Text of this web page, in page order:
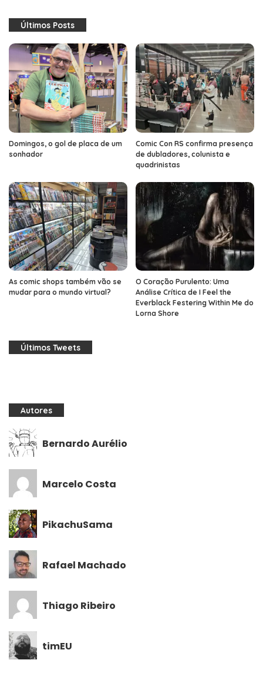
Últimos Posts
Domingos, o gol de placa de um
sonhador
Comic Con RS confirma presença
de dubladores, colunista e
quadrinistas
As comic shops também vão se
mudar para o mundo virtual?
O Coração Purulento: Uma
Análise Crítica de I Feel the
Everblack Festering Within Me do
Lorna Shore
Últimos Tweets
Autores
Bernardo Aurélio
Marcelo Costa
PikachuSama
Rafael Machado
Thiago Ribeiro
timEU